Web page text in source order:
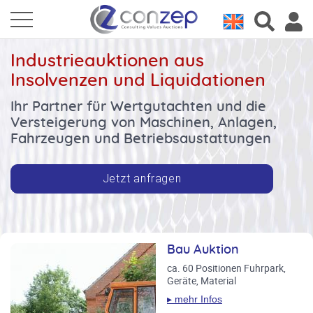
Industrieauktionen aus
Insolvenzen und Liquidationen
Ihr Partner für Wertgutachten und die
Versteigerung von Maschinen, Anlagen,
Fahrzeugen und Betriebsaustattungen
Jetzt anfragen
Bau Auktion
ca. 60 Positionen Fuhrpark,
Geräte, Material
▸ mehr Infos
Tischlerei-Auktion
ca. 120 Position gepflegter
Maschinen- und
Werkzeugbestand, u.a.
Breitbandschlieferm
Bitte beachten Sie die
Auktionen im Juli und
August
Handwerk, Fahrzeuge,
Metallbearbeitung, Bau